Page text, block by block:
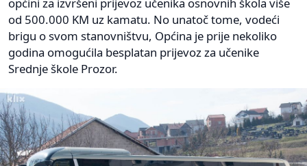
od 500.000 KM uz kamatu. No unatoč tome, vodeći
brigu o svom stanovništvu, Općina je prije nekoliko
godina omogućila besplatan prijevoz za učenike
Srednje škole Prozor.